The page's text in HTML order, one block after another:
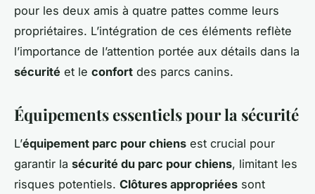
pour les deux amis à quatre pattes comme leurs
propriétaires. L’intégration de ces éléments reflète
l’importance de l’attention portée aux détails dans la
sécurité et le confort des parcs canins.
Équipements essentiels pour la sécurité
L’équipement parc pour chiens est crucial pour
garantir la sécurité du parc pour chiens, limitant les
risques potentiels. Clôtures appropriées sont